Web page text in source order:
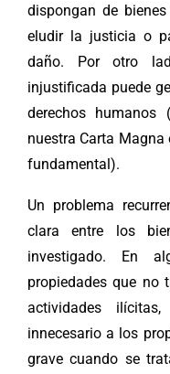
dispongan de
eludir la justicia o
daño. Por otro
injustificada puede
derechos
nuestra Carta
fundamental).
Un problema
clara entre los
investigado. En
propiedades que no
actividades
innecesario a los
grave cuando se